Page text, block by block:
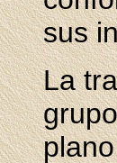
sus
La